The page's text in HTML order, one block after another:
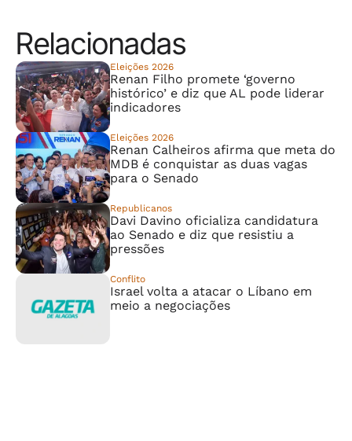
Relacionadas
Eleições 2026
Renan Filho promete ‘governo
histórico’ e diz que AL pode liderar
indicadores
Eleições 2026
Renan Calheiros afirma que meta do
MDB é conquistar as duas vagas
para o Senado
Republicanos
Davi Davino oficializa candidatura
ao Senado e diz que resistiu a
pressões
Conflito
Israel volta a atacar o Líbano em
meio a negociações